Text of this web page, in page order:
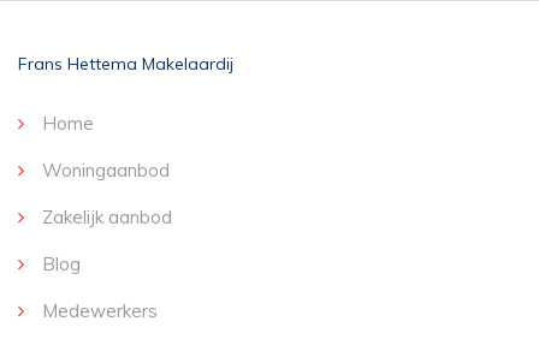
Frans Hettema Makelaardij
Home
Woningaanbod
Zakelijk aanbod
Blog
Medewerkers